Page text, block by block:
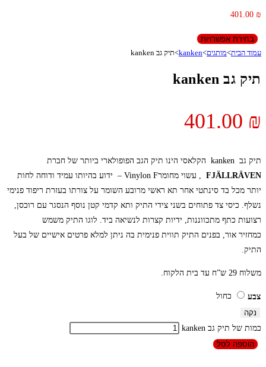
401.00 ₪
בחירת אפשרויות
עמוד הבית>מותגים>
kanken
>תיק גב kanken
תיק גב kanken
401.00 ₪
תיק גב kanken הקלאסי הינו תיק הגב הפופולארי ביותר של חברת
FJÄLLRÄVEN
, עשוי מחומרVinylon F – ידוע בהיותו עמיד ודוחה לחות
יותר מכל בד סינתטי אחר תא ראשי מרובע השומר על צורתו בעזרת ריפוד פנימי
נשלף. כיסי צד פתוחים בשני צידי התיק ותא קדמי קטן נוסף הנסגר עם רוכסן,
רצועות כתף מתכווננות, ידיות קצרות לנשיאה ביד. לוגו התיק משמש
כמחזיר אור, בפנים התיק תווית פנימית בה ניתן למלא פרטים אישיים של בעל
התיק.
משלוח 29 ש”ח עד בית הלקוח.
צבע
כחול
נקה
כמות של תיק גב kanken
הוספה לסל